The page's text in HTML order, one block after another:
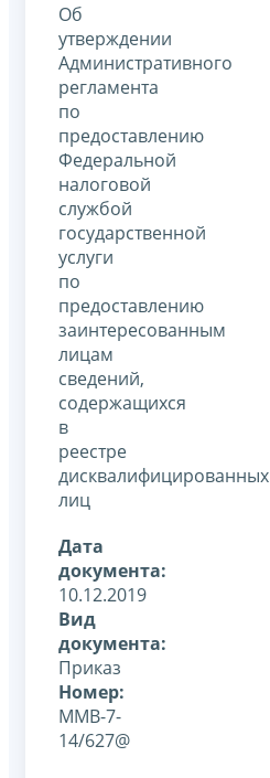
Об
утверждении
Административного
регламента
по
предоставлению
Федеральной
налоговой
службой
государственной
услуги
по
предоставлению
заинтересованным
лицам
сведений,
содержащихся
в
реестре
дисквалифицированных
лиц
Дата
документа:
10.12.2019
Вид
документа:
Приказ
Номер:
ММВ-7-
14/627@